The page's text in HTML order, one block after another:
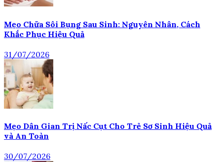
Mẹo Chữa Sôi Bụng Sau Sinh: Nguyên Nhân, Cách
Khắc Phục Hiệu Quả
31/07/2026
Mẹo Dân Gian Trị Nấc Cụt Cho Trẻ Sơ Sinh Hiệu Quả
và An Toàn
30/07/2026